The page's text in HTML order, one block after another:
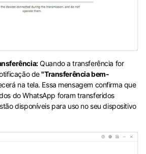
Quando a transferência for
de"Transferência bem-
na tela. Essa mensagem confirma que
do WhatsApp foram transferidos
disponíveis para uso no seu dispositivo